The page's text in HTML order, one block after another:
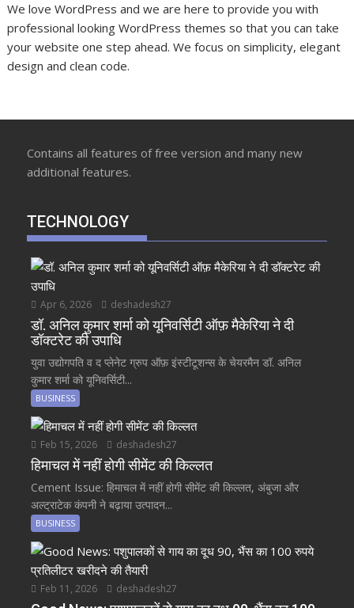
We love WordPress and we are here to provide you with
professional looking WordPress themes so that you can take
your website one step ahead. We focus on simplicity, elegant
design and clean code.
Contains all features of free version and many new
additional features.
TECHNOLOGY
Apr 6, 2026 deshadesh27
डॉ. अनिल कुमार शर्मा को यूनिवर्सिटी ऑफ़ मैकेरिया ने दी
डॉक्टरेट की उपाधि
युवा उद्योगपति व द प्लेनेट ग्रुप ऑफ़ इंस्टीटूशन्स के चेयरमैन डॉ. अनिल
कुमार शर्मा को यूनिवर्सिटी...
BUSINESS
Feb 15, 2026 deshadesh27
हिमाचल में नहीं होगी सीमेंट की किल्लत
Cement Issue: हिमाचल में नहीं होगी सीमेंट की किल्लत, अंबुजा और
अल्ट्राटेक कंपनी ने बढ़ाया उत्पादन...
BUSINESS
Feb 11, 2026 deshadesh27